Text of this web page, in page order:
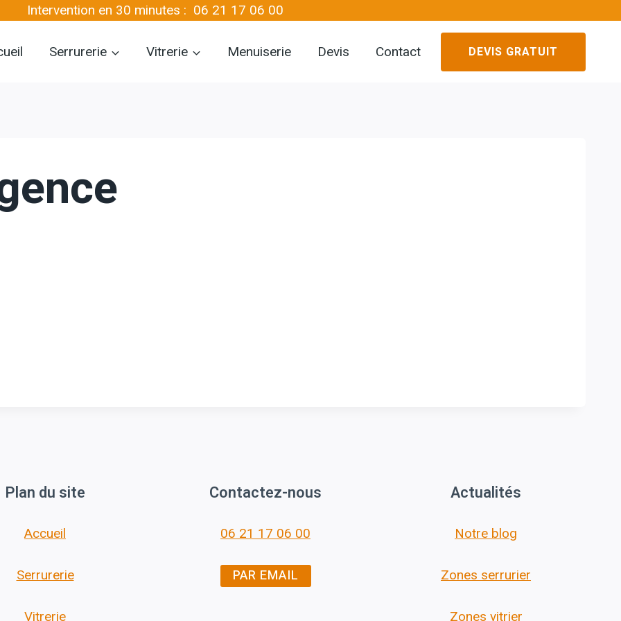
Intervention en 30 minutes : 06 21 17 06 00
Serrurerie Vitrerie Menuiserie Devis Contact DEVIS GRATUIT
Plan du site
Accueil
Serrurerie
Vitrerie
Contactez-nous
06 21 17 06 00
PAR EMAIL
Actualités
Notre blog
Zones serrurier
Zones vitrier